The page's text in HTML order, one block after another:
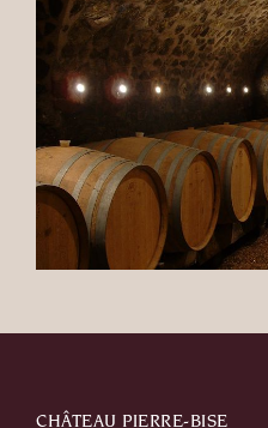
CHÂTEAU PIERRE-BISE